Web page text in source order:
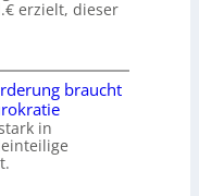
erzielt, dieser
braucht
in